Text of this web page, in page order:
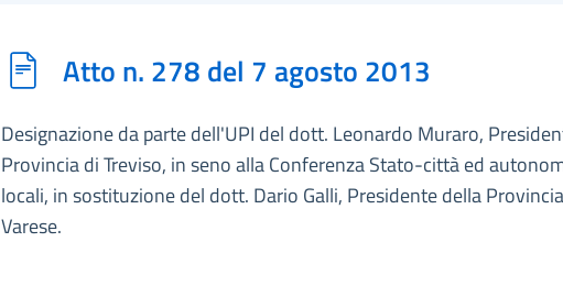
Atto n. 278 del 7 agosto 2013
Designazione da parte dell'UPI del dott. Leonardo Muraro,
Provincia di Treviso, in seno alla Conferenza Stato-città ed
locali, in sostituzione del dott. Dario Galli, Presidente della
Varese.